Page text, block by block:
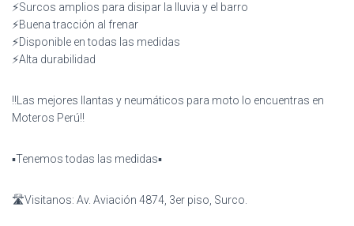
⚡️Surcos amplios para disipar la lluvia y el barro
⚡️Buena tracción al frenar
⚡️Disponible en todas las medidas
⚡️Alta durabilidad
‼️Las mejores llantas y neumáticos para moto lo encuentras en
Moteros Perú‼️
▪️Tenemos todas las medidas▪️
🛣️Visitanos: Av. Aviación 4874, 3er piso, Surco.